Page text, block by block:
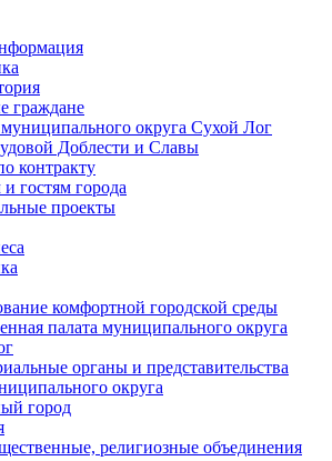
граждане
округа Сухой Лог
Доблести и Славы
контракту
гостям города
проекты
комфортной городской среды
палата муниципального округа
органы и представительства
округа
город
религиозные объединения